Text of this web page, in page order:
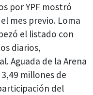
por YPF mostró
mes previo. Loma
el listado con
diarios,
Aguada de la Arena
millones de
del